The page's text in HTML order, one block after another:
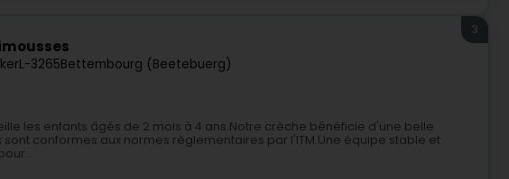
L-3265Bettembourg (Beetebuerg)
3
les enfants âgés de 2 mois à 4 ans.Notre crèche bénéficie d'une belle
conformes aux normes règlementaires par l'ITM.Une équipe stable et